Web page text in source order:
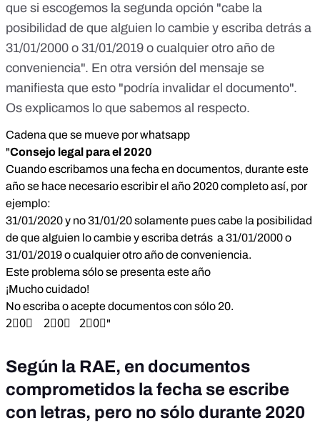
href="https://infolobos.com.ar/consejo-legal-para-el-
2020/">https://infolobos.com.ar/consejo-legal-para-el-
2020/</a></p>
que si escogemos la segunda opción "cabe la
posibilidad de que alguien lo cambie y escriba detrás a
31/01/2000 o 31/01/2019 o cualquier otro año de
conveniencia". En otra versión del mensaje se
manifiesta que esto "podría invalidar el documento".
Os explicamos lo que sabemos al respecto.
Cadena que se mueve por whatsapp
"Consejo legal para el 2020
Cuando escribamos una fecha en documentos, durante este
año se hace necesario escribir el año 2020 completo así, por
ejemplo:
31/01/2020 y no 31/01/20 solamente pues cabe la posibilidad
de que alguien lo cambie y escriba detrás a 31/01/2000 o
31/01/2019 o cualquier otro año de conveniencia.
Este problema sólo se presenta este año
¡Mucho cuidado!
No escriba o acepte documentos con sólo 20.
2⃣0⃣ 2⃣0⃣ 2⃣0⃣"
Según la RAE, en documentos
comprometidos la fecha se escribe
con letras, pero no sólo durante 2020